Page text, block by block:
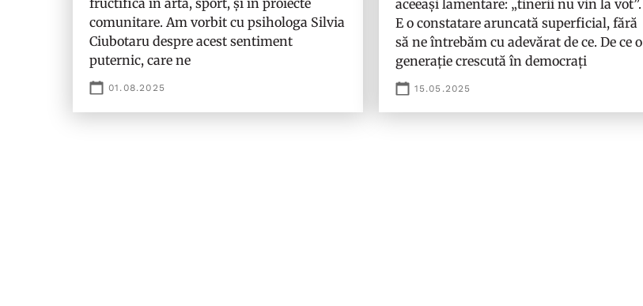
fructifică în artă, sport, și în proiecte
comunitare. Am vorbit cu psihologa Silvia
Ciubotaru despre acest sentiment
puternic, care ne
01.08.2025
aceeași lamentare: „tinerii nu vin la vot”.
E o constatare aruncată superficial, fără
să ne întrebăm cu adevărat de ce. De ce o
generație crescută în democrați
15.05.2025